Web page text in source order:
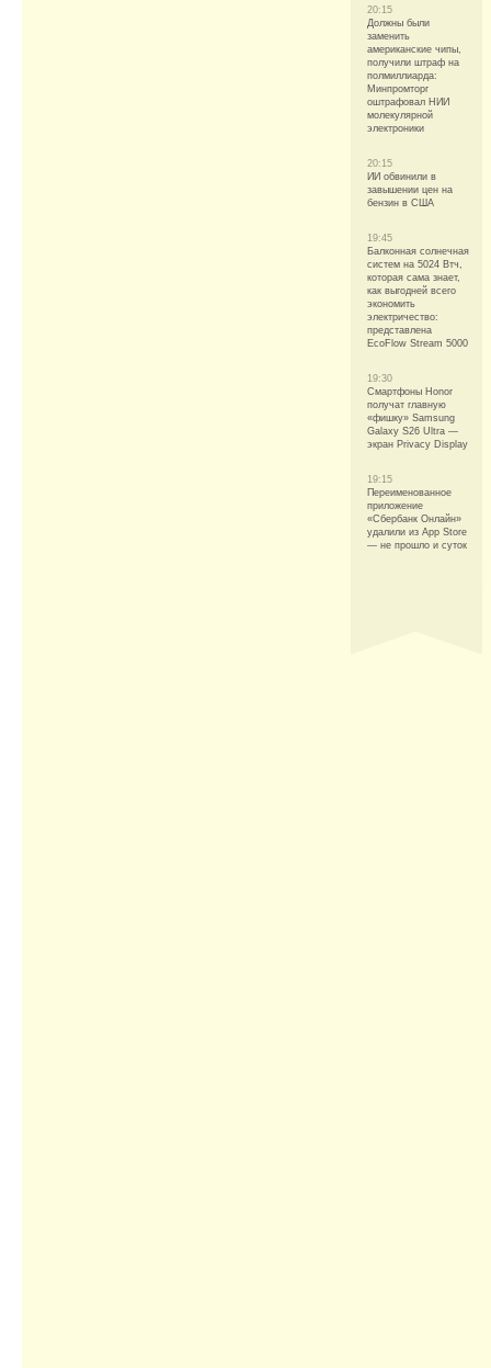
20:15
Должны были
заменить
американские чипы,
получили штраф на
полмиллиарда:
Минпромторг
оштрафовал НИИ
молекулярной
электроники
20:15
ИИ обвинили в
завышении цен на
бензин в США
19:45
Балконная солнечная
систем на 5024 Втч,
которая сама знает,
как выгодней всего
экономить
электричество:
представлена
EcoFlow Stream 5000
19:30
Смартфоны Honor
получат главную
«фишку» Samsung
Galaxy S26 Ultra —
экран Privacy Display
19:15
Переименованное
приложение
«Сбербанк Онлайн»
удалили из App Store
— не прошло и суток